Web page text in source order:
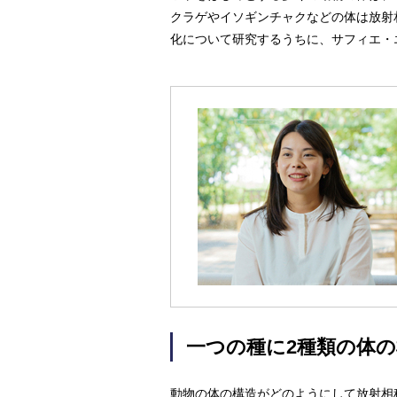
クラゲやイソギンチャクなどの体は放
化について研究するうちに、サフィエ
一つの種に2種類の体
動物の体の構造がどのようにして放射